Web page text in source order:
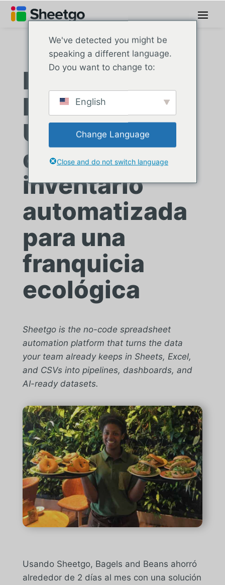
Bagels and
Beans IJdock:
Una solución
de gestión de
inventario
automatizada
para una
franquicia
ecológica
Sheetgo is the no-code spreadsheet
automation platform that turns the data
your team already keeps in Sheets, Excel,
and CSVs into pipelines, dashboards, and
AI-ready datasets.
Usando Sheetgo, Bagels and Beans ahorró
alrededor de 2 días al mes con una solución
We've detected you might be
speaking a different language.
Do you want to change to:
English
Change Language
Close and do not switch language